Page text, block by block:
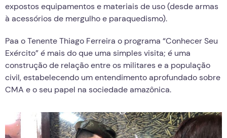
expostos equipamentos e materiais de uso (desde armas
à acessórios de mergulho e paraquedismo).
Paa o Tenente Thiago Ferreira o programa “Conhecer Seu
Exército” é mais do que uma simples visita; é uma
construção de relação entre os militares e a população
civil, estabelecendo um entendimento aprofundado sobre
CMA e o seu papel na sociedade amazônica.